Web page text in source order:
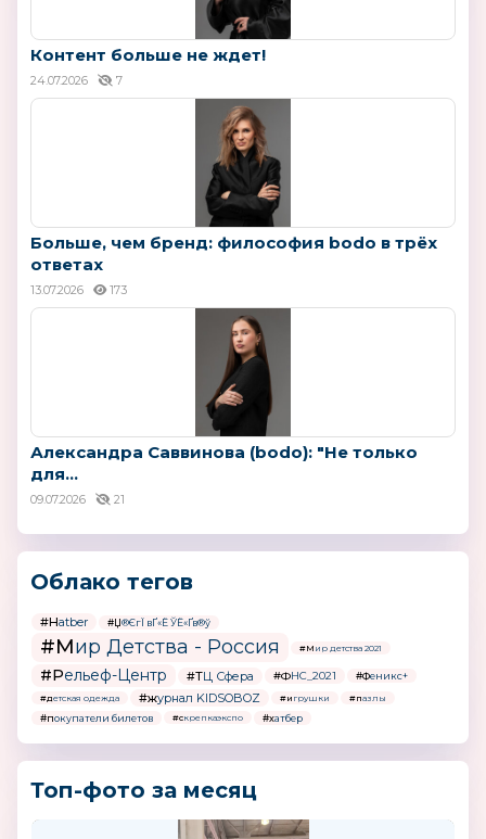
Контент больше не ждет!
24.07.2026 7
Больше, чем бренд: философия bodo в трёх
ответах
13.07.2026 173
Александра Саввинова (bodo): "Не только
для...
09.07.2026 21
Облако тегов
#Hatber #Џ®ЄгЇ вҐ«Ё ЎЁ«Ґв®ў
#Мир Детства - Россия #Мир детства 2021
#Рельеф-Центр #ТЦ Сфера #ФНС_2021 #Феникс+
#детская одежда #журнал KIDSOBOZ #игрушки #пазлы
#покупатели билетов #скрепкаэкспо #хатбер
Топ-фото за месяц